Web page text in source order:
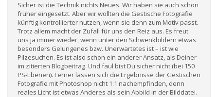
Sicher ist die Technik nichts Neues. Wir haben sie auch schon
früher eingesetzt. Aber wir wollten die Gestische Fotografie
künftig kontrollierter nutzen, wenn sie denn zum Motiv passt.
Trotz allem macht der Zufall für uns den Reiz aus. Es freut
uns ja immer wieder, wenn unter den Schwenkbildern etwas
besonders Gelungenes bzw. Unerwartetes ist – ist wie
Pilzesuchen. Es ist also schon ein anderer Ansatz, als Deiner
im zitierten Blogbeitrag. Und faul bist Du sicher nicht (bei 150
PS-Ebenen). Ferner lassen sich die Ergebnisse der Gestischen
Fotografie mit Photoshop nicht 1:1 nachempfinden, denn
reales Licht ist etwas Anderes als sein Abbild in der Bilddatei.